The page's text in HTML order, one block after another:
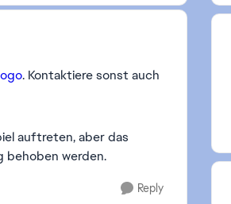
. Kontaktiere sonst auch
auftreten, aber das
behoben werden.
Reply